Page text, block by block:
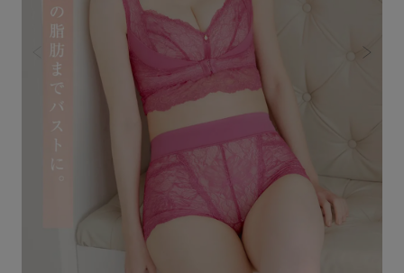
SEARCH
ブラジャーを探す
すべてのブラジャー
人気ランキング
ナイトブラ／夜用ブラ